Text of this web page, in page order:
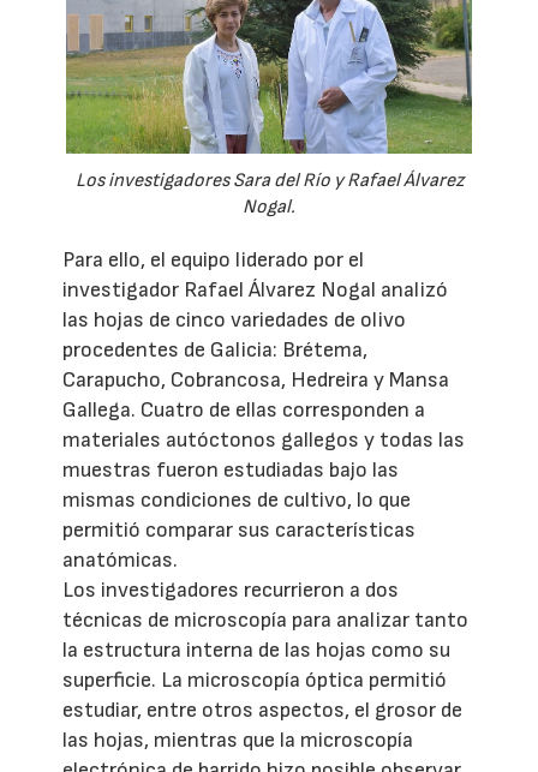
Los investigadores Sara del Río y Rafael Álvarez
Nogal.
Para ello, el equipo liderado por el
investigador Rafael Álvarez Nogal analizó
las hojas de cinco variedades de olivo
procedentes de Galicia: Brétema,
Carapucho, Cobrancosa, Hedreira y Mansa
Gallega. Cuatro de ellas corresponden a
materiales autóctonos gallegos y todas las
muestras fueron estudiadas bajo las
mismas condiciones de cultivo, lo que
permitió comparar sus características
anatómicas.
Los investigadores recurrieron a dos
técnicas de microscopía para analizar tanto
la estructura interna de las hojas como su
superficie. La microscopía óptica permitió
estudiar, entre otros aspectos, el grosor de
las hojas, mientras que la microscopía